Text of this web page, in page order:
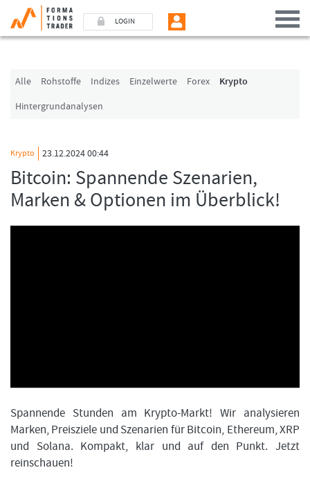
LOGIN
Alle Rohstoffe Indizes Einzelwerte Forex
Krypto
Hintergrundanalysen
Krypto 23.12.2024 00:44
Bitcoin: Spannende Szenarien,
Marken & Optionen im Überblick!
Spannende Stunden am Krypto-Markt! Wir analysieren
Marken, Preisziele und Szenarien für Bitcoin, Ethereum, XRP
und Solana. Kompakt, klar und auf den Punkt. Jetzt
reinschauen!
Benutzer (E-Mail-Adresse in Kleinschrift)
Angemeldet bleiben
LOGIN
Passwort vergessen